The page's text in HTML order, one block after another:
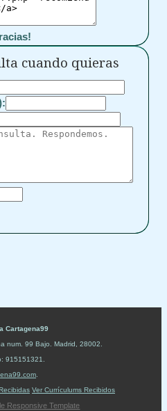
cuando quieras
Cartagena99
num. 99 Bajo Madrid 28002
915151321
Ver Currículums Recibidos
Responsive Template